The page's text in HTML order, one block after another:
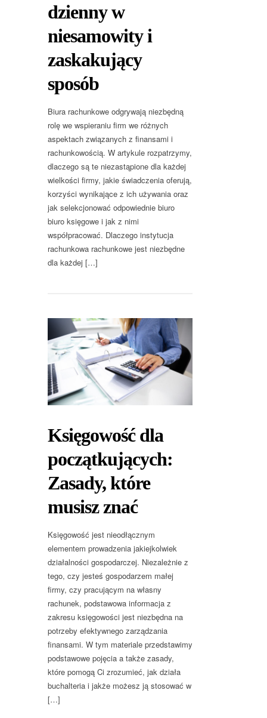
dzienny w
niesamowity i
zaskakujący
sposób
Biura rachunkowe odgrywają niezbędną
rolę we wspieraniu firm we różnych
aspektach związanych z finansami i
rachunkowością. W artykule rozpatrzymy,
dlaczego są te niezastąpione dla każdej
wielkości firmy, jakie świadczenia oferują,
korzyści wynikające z ich używania oraz
jak selekcjonować odpowiednie biuro
biuro księgowe i jak z nimi
współpracować. Dlaczego instytucja
rachunkowa rachunkowe jest niezbędne
dla każdej […]
Księgowość dla
początkujących:
Zasady, które
musisz znać
Księgowość jest nieodłącznym
elementem prowadzenia jakiejkolwiek
działalności gospodarczej. Niezależnie z
tego, czy jesteś gospodarzem małej
firmy, czy pracującym na własny
rachunek, podstawowa informacja z
zakresu księgowości jest niezbędna na
potrzeby efektywnego zarządzania
finansami. W tym materiale przedstawimy
podstawowe pojęcia a także zasady,
które pomogą Ci zrozumieć, jak działa
buchalteria i jakże możesz ją stosować w
[…]